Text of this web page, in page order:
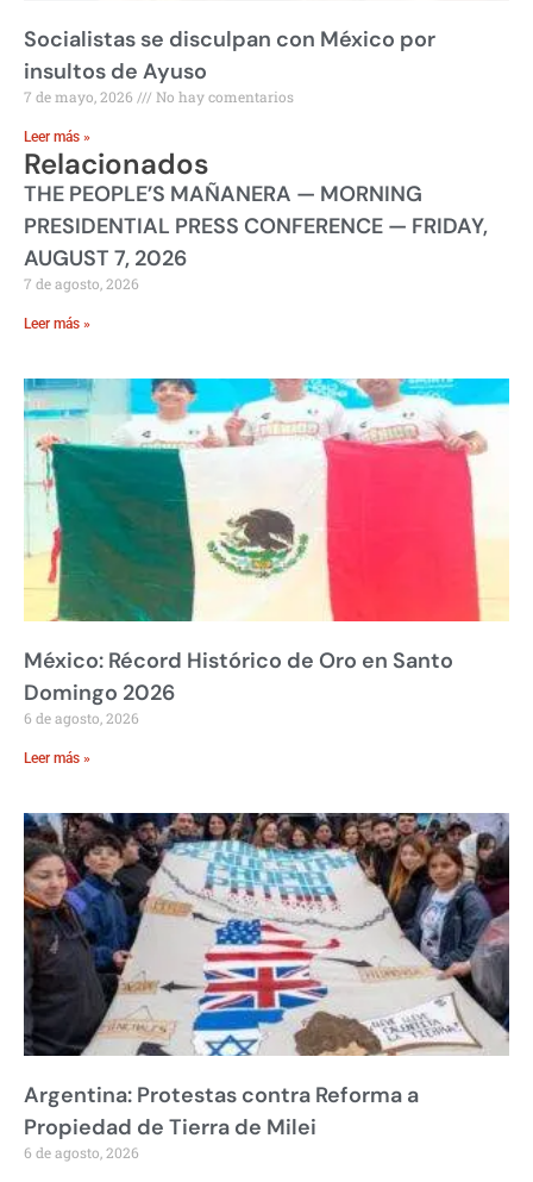
Socialistas se disculpan con México por
insultos de Ayuso
7 de mayo, 2026 No hay comentarios
Leer más »
Relacionados
THE PEOPLE’S MAÑANERA — MORNING
PRESIDENTIAL PRESS CONFERENCE — FRIDAY,
AUGUST 7, 2026
7 de agosto, 2026
Leer más »
México: Récord Histórico de Oro en Santo
Domingo 2026
6 de agosto, 2026
Leer más »
Argentina: Protestas contra Reforma a
Propiedad de Tierra de Milei
6 de agosto, 2026